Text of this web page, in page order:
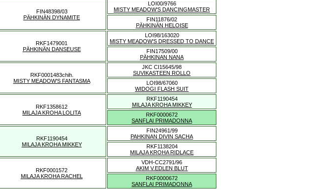
FIN48398/03
PÄHKINÄN DYNAMITE
LOI00/9766
MISTY MEADOW'S DANCINGMASTER
FIN11876/02
PÄHKINÄN HELOISE
RKF1479001
PÄHKINÄN DANSEUSE
LOI98/163020
MISTY MEADOW'S DRESSED TO DANCE
FIN17509/00
PÄHKINAN NANA
RKF0001483chih.
MISTY MEADOW'S FANTASMA
JKC CI15645/98
SUVIKASTEEN ROLLO
LOI98/67060
WIDOGI FLASH SUIT
RKF1358612
MILAJA KROHA LOLITA
RKF1190454
MILAJA KROHA MIKKEY
RKF0000672
SANFLAI PRIMADONNA
RKF1190454
MILAJA KROHA MIKKEY
FIN24961/99
PAHKINAN DIVIN SACHA
RKF1138204
MILAJA KROHA RIDLACE
RKF0001572
MILAJA KROHA RACHEL
VDH-CC2791/96
AKIM V.EDLEN BLUT
RKF0000672
SANFLAI PRIMADONNA